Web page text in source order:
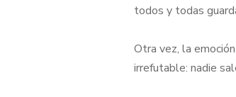
todos y todas
Otra vez, la
irrefutable: nadie